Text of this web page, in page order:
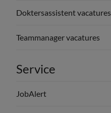
Doktersassistent vacatures
Teammanager vacatures
Service
JobAlert